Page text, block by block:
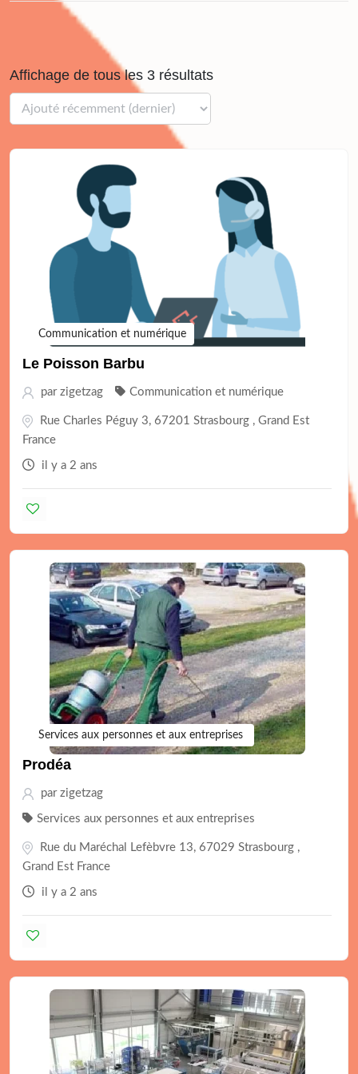
Affichage de tous les 3 résultats
Communication et numérique
Le Poisson Barbu
par zigetzag Communication et numérique
Rue Charles Péguy 3, 67201 Strasbourg , Grand Est
France
il y a 2 ans
Services aux personnes et aux entreprises
Prodéa
par zigetzag
Services aux personnes et aux entreprises
Rue du Maréchal Lefèbvre 13, 67029 Strasbourg ,
Grand Est France
il y a 2 ans